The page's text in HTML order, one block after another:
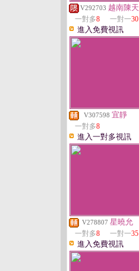
V292703 越南陳天
一對多8 一對一30
進入免費視訊
V307598 宜靜
一對多8
進入一對多視訊
V278807 星曉允
一對多8 一對一35
進入免費視訊